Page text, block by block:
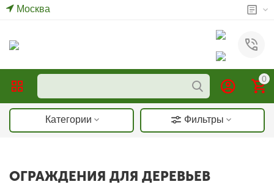
Москва
0
Категории Фильтры
ОГРАЖДЕНИЯ ДЛЯ ДЕРЕВЬЕВ